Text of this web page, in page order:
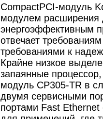
CompactPCI-модуль
модулем расширения
энергоэффективным
отвечает
требованиями к
Крайне низкое
запаянные
модуль CP305-TR в
двумя сервисными
портами Fast